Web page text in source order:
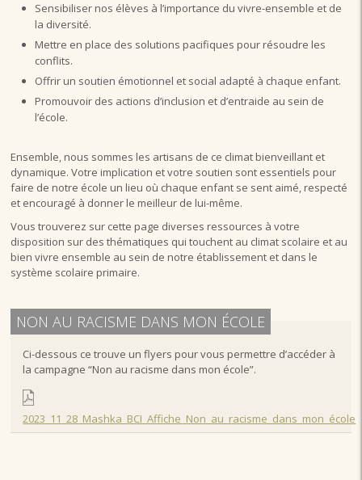
Sensibiliser nos élèves à l’importance du vivre-ensemble et de
la diversité.
Mettre en place des solutions pacifiques pour résoudre les
conflits.
Offrir un soutien émotionnel et social adapté à chaque enfant.
Promouvoir des actions d’inclusion et d’entraide au sein de
l’école.
Ensemble, nous sommes les artisans de ce climat bienveillant et
dynamique. Votre implication et votre soutien sont essentiels pour
faire de notre école un lieu où chaque enfant se sent aimé, respecté
et encouragé à donner le meilleur de lui-même.
Vous trouverez sur cette page diverses ressources à votre
disposition sur des thématiques qui touchent au climat scolaire et au
bien vivre ensemble au sein de notre établissement et dans le
système scolaire primaire.
NON AU RACISME DANS MON ÉCOLE
Ci-dessous ce trouve un flyers pour vous permettre d’accéder à
la campagne “Non au racisme dans mon école”.
2023_11_28_Mashka_BCI_Affiche_Non_au_racisme_dans_mon_école